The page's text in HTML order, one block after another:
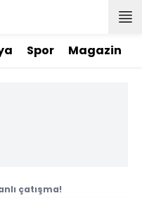
Spor Magazin
çatışma!